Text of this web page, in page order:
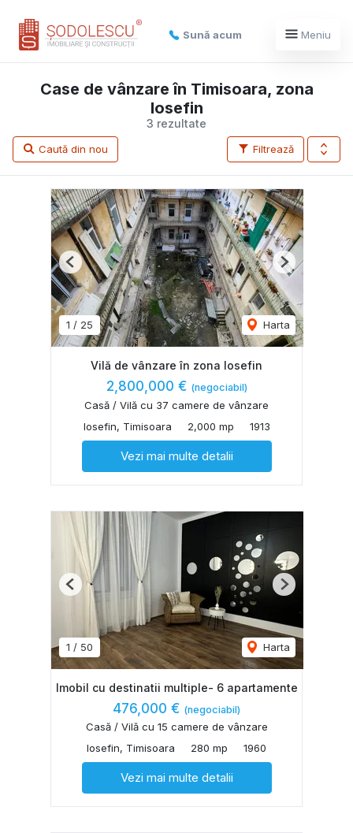
Sună acum Meniu
3 rezultate
Case de vânzare în Timisoara, zona
Iosefin
Filtrează
Caută din nou
1 / 25 Harta
Previous Next
Vilă de vânzare în zona Iosefin
2,800,000 € (negociabil)
Casă / Vilă cu 37 camere de vânzare
Iosefin, Timisoara
2,000 mp 1913
Vezi mai multe detalii
1 / 50 Harta
Previous Next
Imobil cu destinatii multiple- 6 apartamente
476,000 € (negociabil)
Casă / Vilă cu 15 camere de vânzare
Iosefin, Timisoara
280 mp 1960
Vezi mai multe detalii